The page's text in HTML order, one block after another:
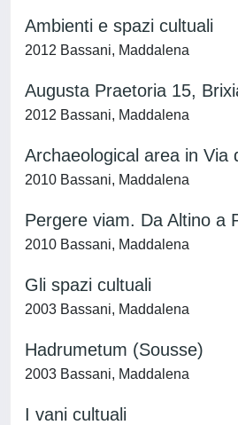
Ambienti e spazi cultuali
2012 Bassani, Maddalena
Augusta Praetoria 15,
2012 Bassani, Maddalena
Archaeological area in Via
2010 Bassani, Maddalena
Pergere viam. Da Altino a
2010 Bassani, Maddalena
Gli spazi cultuali
2003 Bassani, Maddalena
Hadrumetum (Sousse)
2003 Bassani, Maddalena
I vani cultuali